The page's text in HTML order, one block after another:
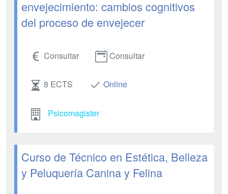
envejecimiento: cambios cognitivos
del proceso de envejecer
Consultar Consultar
8 ECTS Online
Psicomagister
Curso de Técnico en Estética, Belleza
y Peluquería Canina y Felina